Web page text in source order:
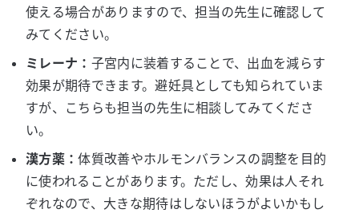
使える場合がありますので、担当の先生に確認して
みてください。
ミレーナ： 子宮内に装着することで、出血を減らす
効果が期待できます。避妊具としても知られていま
すが、こちらも担当の先生に相談してみてくださ
い。
漢方薬：体質改善やホルモンバランスの調整を目的
に使われることがあります。ただし、効果は人それ
ぞれなので、大きな期待はしないほうがよいかもし